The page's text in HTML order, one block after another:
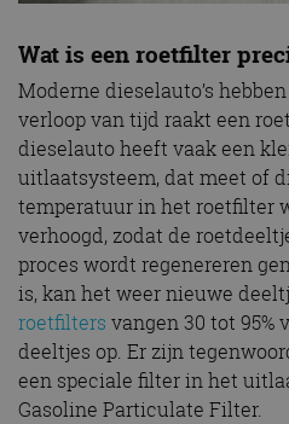
Wat is een roetfilter
Moderne dieselauto’s
verloop van tijd raakt een
dieselauto heeft vaak een
uitlaatsysteem, dat meet of
temperatuur in het roetfilter
verhoogd, zodat de
proces wordt regenereren
is, kan het weer nieuwe
roetfilters vangen 30 tot 95%
deeltjes op. Er zijn
een speciale filter in het
Gasoline Particulate Filter.